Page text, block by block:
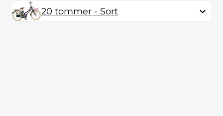
20 tommer - Sort